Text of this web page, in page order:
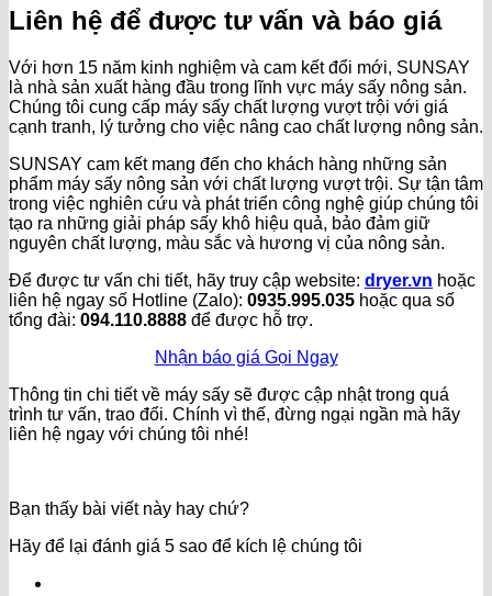
Liên hệ để được tư vấn và báo giá
Với hơn 15 năm kinh nghiệm và cam kết đổi mới, SUNSAY
là nhà sản xuất hàng đầu trong lĩnh vực máy sấy nông sản.
Chúng tôi cung cấp máy sấy chất lượng vượt trội với giá
cạnh tranh, lý tưởng cho việc nâng cao chất lượng nông sản.
SUNSAY cam kết mang đến cho khách hàng những sản
phẩm máy sấy nông sản với chất lượng vượt trội. Sự tận tâm
trong việc nghiên cứu và phát triển công nghệ giúp chúng tôi
tạo ra những giải pháp sấy khô hiệu quả, bảo đảm giữ
nguyên chất lượng, màu sắc và hương vị của nông sản.
Để được tư vấn chi tiết, hãy truy cập website: dryer.vn hoặc
liên hệ ngay số Hotline (Zalo): 0935.995.035 hoặc qua số
tổng đài: 094.110.8888 để được hỗ trợ.
Nhận báo giá Gọi Ngay
Thông tin chi tiết về máy sấy sẽ được cập nhật trong quá
trình tư vấn, trao đổi. Chính vì thế, đừng ngại ngần mà hãy
liên hệ ngay với chúng tôi nhé!
Bạn thấy bài viết này hay chứ?
Hãy để lại đánh giá 5 sao để kích lệ chúng tôi